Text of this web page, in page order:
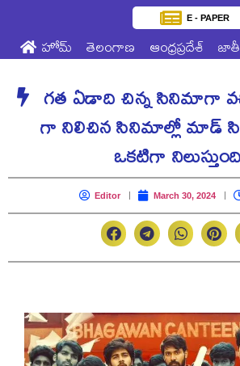
E - PAPER
హోమ్ తెలంగాణ ఆంధ్రప్రదేశ్
గత ఏడాది చిన్న సినిమాగా
గా నిలిచిన సినిమాల్లో మాడ్
ఒకటిగా
Editor March 30, 2024